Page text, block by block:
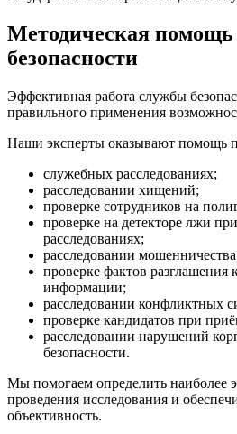
Методическая помощь
безопасности
Эффективная работа службы
правильного применения
Наши эксперты оказывают помощь
служебных расследованиях;
расследовании хищений;
проверке сотрудников на
проверке на детекторе лжи
расследованиях;
расследовании
проверке фактов разглашения
информации;
расследовании конфликтных
проверке кандидатов при
расследовании нарушений
безопасности.
Мы помогаем определить наиболее
проведения исследования и
объективность.